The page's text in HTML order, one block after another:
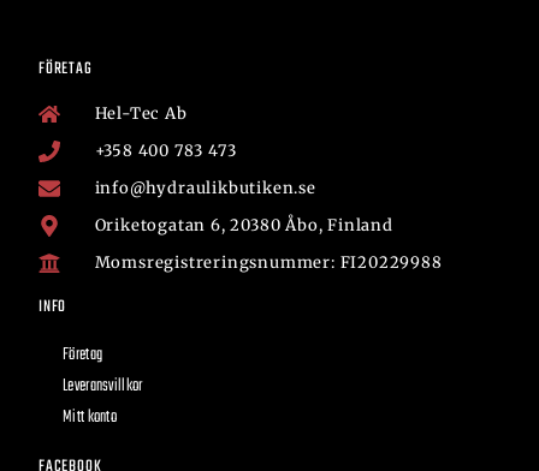
FÖRETAG
Hel-Tec Ab
+358 400 783 473
info@hydraulikbutiken.se
Oriketogatan 6, 20380 Åbo, Finland
Momsregistreringsnummer: FI20229988
INFO
Företag
Leveransvillkor
Mitt konto